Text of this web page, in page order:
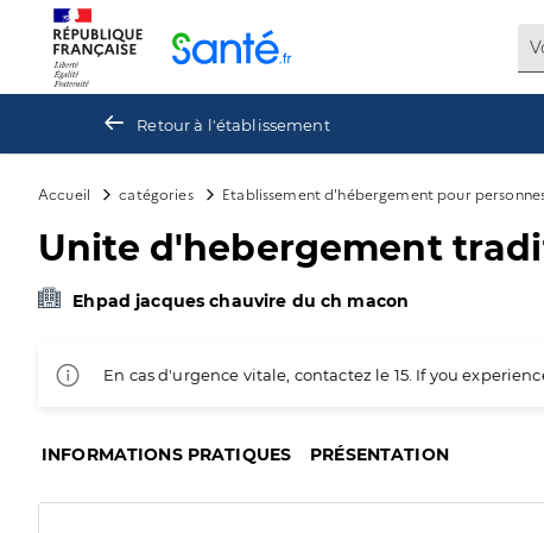
Retour à l'établissement
Accueil catégories Etablissement d'hébergement pour
Unite d'hebergement
Ehpad jacques chauvire du ch macon
En cas d'urgence vitale, contactez le 15. If you
INFORMATIONS PRATIQUES PRÉSENTATION
Panneau de gestion des cookies